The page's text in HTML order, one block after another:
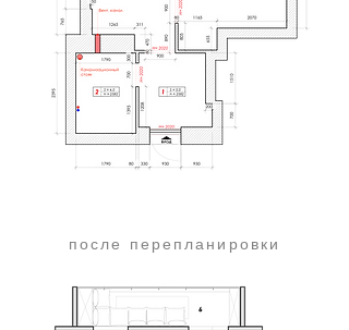
после перепланировки